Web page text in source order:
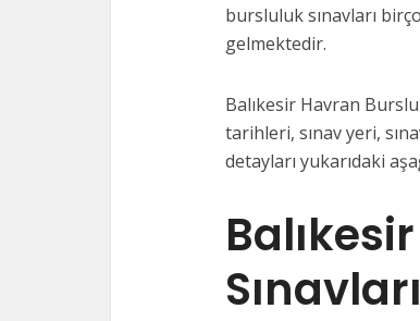
bursluluk sınavları
gelmektedir.
Balıkesir Havran
tarihleri, sınav yeri,
detayları yukarıdaki